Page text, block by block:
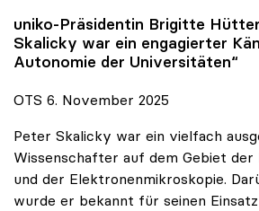
uniko-Präsidentin Brigitte
Skalicky war ein engagierter
Autonomie der Universitäten“
OTS 6. November 2025
Peter Skalicky war ein vielfach
Wissenschafter auf dem Gebiet
und der Elektronenmikroskopie.
wurde er bekannt für seinen